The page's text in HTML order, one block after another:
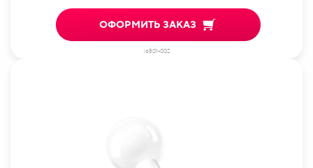
ОФОРМИТЬ ЗАКАЗ
id801-002